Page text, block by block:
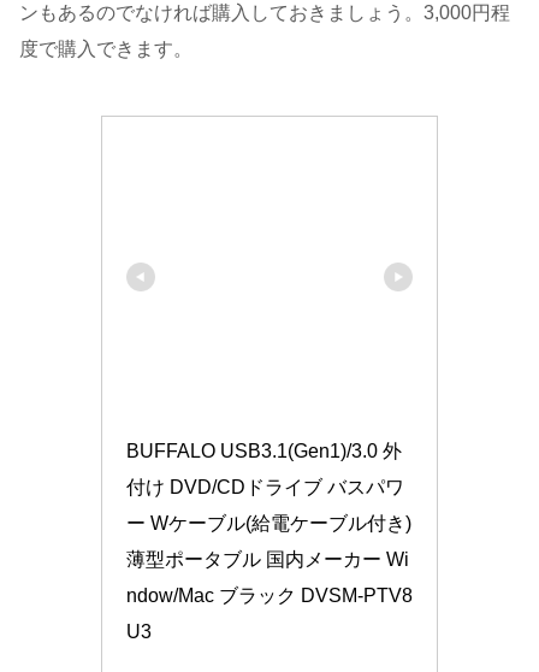
ンもあるのでなければ購入しておきましょう。3,000円程
度で購入できます。
BUFFALO USB3.1(Gen1)/3.0 外
付け DVD/CDドライブ バスパワ
ー Wケーブル(給電ケーブル付き)
薄型ポータブル 国内メーカー Wi
ndow/Mac ブラック DVSM-PTV8
U3